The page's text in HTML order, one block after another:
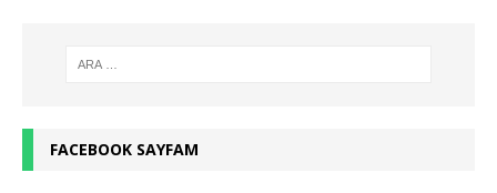
FACEBOOK SAYFAM